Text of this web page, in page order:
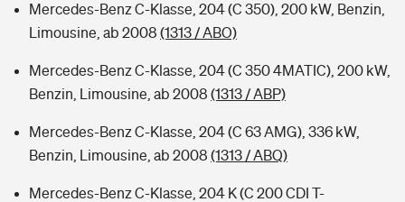
Mercedes-Benz C-Klasse, 204 (C 350), 200 kW, Benzin,
Limousine, ab 2008 (1313 / ABO)
Mercedes-Benz C-Klasse, 204 (C 350 4MATIC), 200 kW,
Benzin, Limousine, ab 2008 (1313 / ABP)
Mercedes-Benz C-Klasse, 204 (C 63 AMG), 336 kW,
Benzin, Limousine, ab 2008 (1313 / ABQ)
Mercedes-Benz C-Klasse, 204 K (C 200 CDI T-